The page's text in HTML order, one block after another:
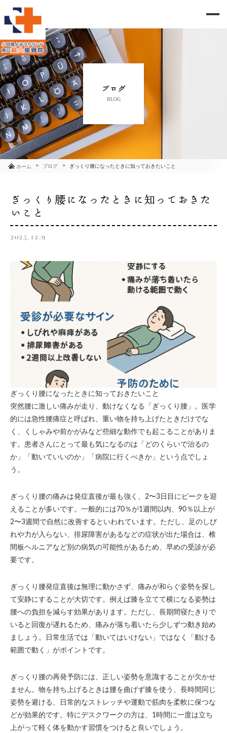
ブログ
BLOG
ホーム ブログ ぎっくり腰になったときに知っておきたいこと
ぎっくり腰になったときに知っておきた
いこと
2025.12.9
ぎっくり腰になったときに知っておきたいこと
突然腰に激しい痛みが走り、動けなくなる「ぎっくり腰」。医学
的には急性腰痛症と呼ばれ、重い物を持ち上げたときだけでな
く、くしゃみや前かがみなど些細な動作でも起こることがありま
す。患者さんにとって最も気になるのは「どのくらいで治るの
か」「動いていいのか」「病院に行くべきか」という点でしょ
う。
ぎっくり腰の痛みは発症直後が最も強く、2〜3日目にピークを迎
えることが多いです。一般的には70％が1週間以内、90％以上が
2〜3週間で自然に改善するといわれています。ただし、足のしび
れや力が入らない、排尿障害があるなどの症状が出た場合は、椎
間板ヘルニアなど別の病気の可能性があるため、早めの受診が必
要です。
ぎっくり腰発症直後は無理に動かさず、痛みが和らぐ姿勢を探し
て安静にすることが大切です。例えば膝を立てて横になる姿勢は
腰への負担を減らす効果があります。ただし、長期間寝たきりで
いると回復が遅れるため、痛みが落ち着いたら少しずつ動き始め
ましょう。日常生活では「動いてはいけない」ではなく「動ける
範囲で動く」がポイントです。
ぎっくり腰の再発予防には、正しい姿勢を意識することが欠かせ
ません。物を持ち上げるときは腰を曲げず膝を使う、長時間同じ
姿勢を避ける、日常的なストレッチや運動で筋肉を柔軟に保つな
どが効果的です。特にデスクワークの方は、1時間に一度は立ち
上がって軽く体を動かす習慣をつけると良いでしょう。
当院のご紹介
治療メニュー
お知らせ
ブログ
コラム
アクセス
お問い合わせ